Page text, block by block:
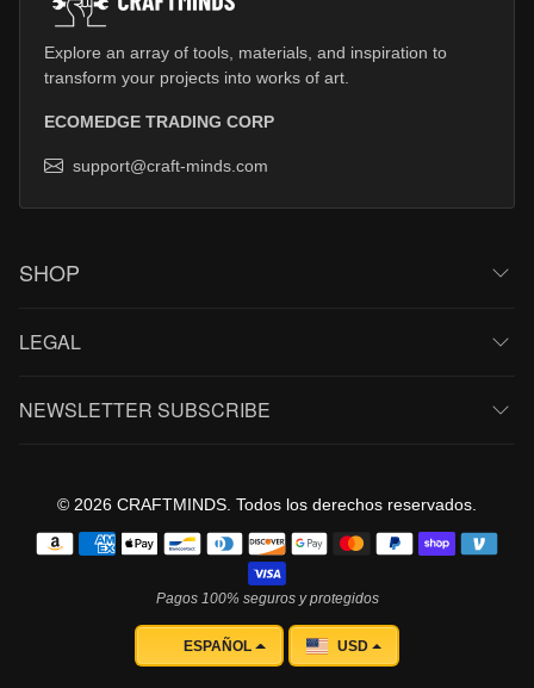
Explore an array of tools, materials, and inspiration to
transform your projects into works of art.
ECOMEDGE TRADING CORP
support@craft-minds.com
SHOP
LEGAL
NEWSLETTER SUBSCRIBE
© 2026 CRAFTMINDS. Todos los derechos reservados.
Métodos de pago
Pagos 100% seguros y protegidos
ESPAÑOL USD